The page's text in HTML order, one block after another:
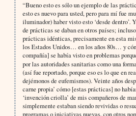
“Bueno esto es sólo un ejemplo de las
esto es nuevo para usted, pero para mí fue
iluminador) haber visto esto ‘desde dentro’.
de prácticas se daban en otros países;
prácticas idénticas, precisamente en esta
los Estados Unidos… en los años 80s… y
compañía] se había visto en problemas
por las autoridades sanitarias como una
(así fue reportado, porque eso es lo que en
dejémonos de eufemismos). Veinte años
carne propia’ cómo [estas prácticas] no
‘invención criolla’ de mis compañeros de
simplemente estaban siendo revividas o
programas o iniciativas nuevas, con otros